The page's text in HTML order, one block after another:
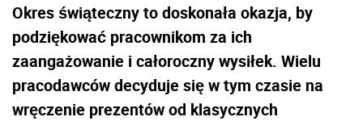
Okres świąteczny to doskonała okazja, by
podziękować pracownikom za ich
zaangażowanie i całoroczny wysiłek. Wielu
pracodawców decyduje się w tym czasie na
wręczenie prezentów od klasycznych